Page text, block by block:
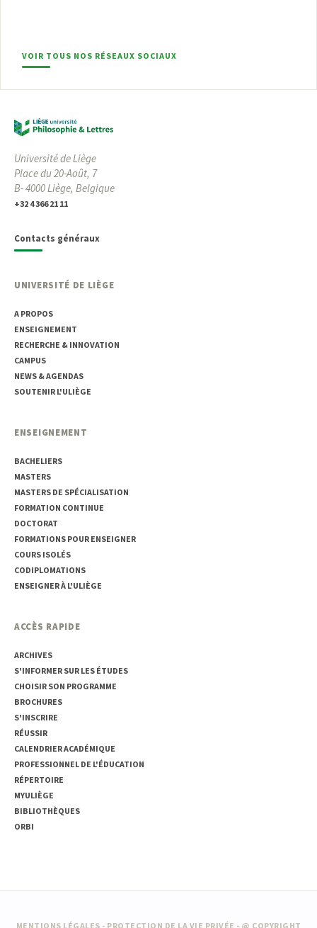
VOIR TOUS NOS RÉSEAUX SOCIAUX
Université de Liège
Place du 20-Août, 7
B- 4000 Liège, Belgique
+32 4 366 21 11
Contacts généraux
UNIVERSITÉ DE LIÈGE
A PROPOS
ENSEIGNEMENT
RECHERCHE & INNOVATION
CAMPUS
NEWS & AGENDAS
SOUTENIR L'ULIÈGE
ENSEIGNEMENT
BACHELIERS
MASTERS
MASTERS DE SPÉCIALISATION
FORMATION CONTINUE
DOCTORAT
FORMATIONS POUR ENSEIGNER
COURS ISOLÉS
CODIPLOMATIONS
ENSEIGNER À L'ULIÈGE
ACCÈS RAPIDE
ARCHIVES
S'INFORMER SUR LES ÉTUDES
CHOISIR SON PROGRAMME
BROCHURES
S'INSCRIRE
RÉUSSIR
CALENDRIER ACADÉMIQUE
PROFESSIONNEL DE L'ÉDUCATION
RÉPERTOIRE
MYULIÈGE
BIBLIOTHÈQUES
ORBI
MENTIONS LÉGALES - PROTECTION DE LA VIE PRIVÉE - @ COPYRIGHT